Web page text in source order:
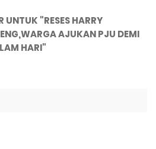
UNTUK "RESES HARRY
AJUKAN PJU DEMI
HARI"